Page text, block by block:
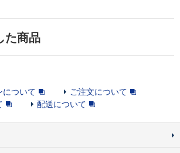
た商品
について
ご注文について
配送について